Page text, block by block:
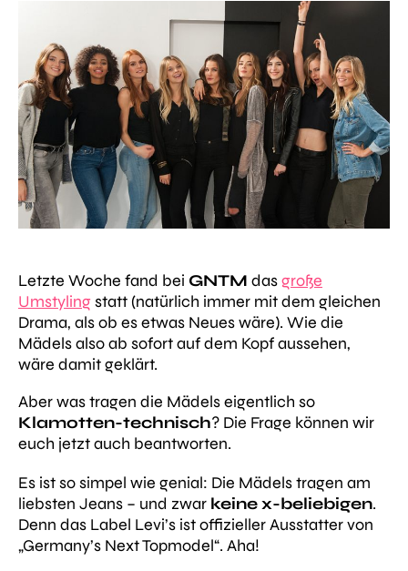
Letzte Woche fand bei GNTM dasgroße
Umstylingstatt (natürlich immer mit dem gleichen
Drama, als ob es etwas Neues wäre). Wie die
Mädels also ab sofort auf dem Kopf aussehen,
wäre damit geklärt.
Aber was tragen die Mädels eigentlich so
Klamotten-technisch? Die Frage können wir
euch jetzt auch beantworten.
Es ist so simpel wie genial: Die Mädels tragen am
liebsten Jeans – und zwar keine x-beliebigen.
Denn das Label Levi’s ist offizieller Ausstatter von
„Germany’s Next Topmodel“. Aha!